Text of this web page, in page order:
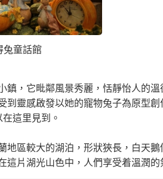
兔童話館
鎮，它毗鄰風景秀麗，恬靜怡人的
到靈感啟發以她的寵物兔子為原型
這里見到。
地區較大的湖泊，形狀狹長，白天
這片湖光山色中，人們享受着溫潤的